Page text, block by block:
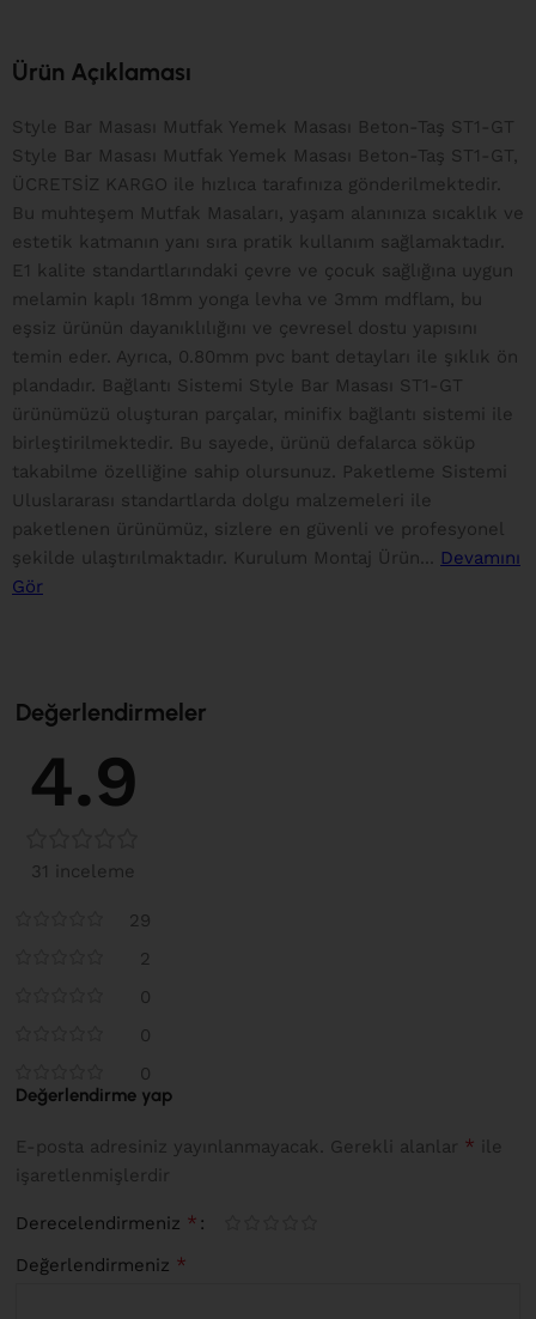
Ürün Açıklaması
Style Bar Masası Mutfak Yemek Masası Beton-Taş ST1-GT
Style Bar Masası Mutfak Yemek Masası Beton-Taş ST1-GT,
ÜCRETSİZ KARGO ile hızlıca tarafınıza gönderilmektedir.
Bu muhteşem Mutfak Masaları, yaşam alanınıza sıcaklık ve
estetik katmanın yanı sıra pratik kullanım sağlamaktadır.
E1 kalite standartlarındaki çevre ve çocuk sağlığına uygun
melamin kaplı 18mm yonga levha ve 3mm mdflam, bu
eşsiz ürünün dayanıklılığını ve çevresel dostu yapısını
temin eder. Ayrıca, 0.80mm pvc bant detayları ile şıklık ön
plandadır. Bağlantı Sistemi Style Bar Masası ST1-GT
ürünümüzü oluşturan parçalar, minifix bağlantı sistemi ile
birleştirilmektedir. Bu sayede, ürünü defalarca söküp
takabilme özelliğine sahip olursunuz. Paketleme Sistemi
Uluslararası standartlarda dolgu malzemeleri ile
paketlenen ürünümüz, sizlere en güvenli ve profesyonel
şekilde ulaştırılmaktadır. Kurulum Montaj Ürün... Devamını
Gör
Değerlendirmeler
4.9
31 inceleme
29
2
0
0
0
Değerlendirme yap
E-posta adresiniz yayınlanmayacak. Gerekli alanlar * ile
işaretlenmişlerdir
Derecelendirmeniz *
Değerlendirmeniz *